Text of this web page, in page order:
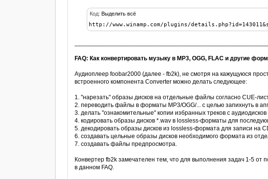
Код:Выделить всё
http://www.winamp.com/plugins/
FAQ: Как конвертировать музыку в MP3, OGG, FLAC и другие
Аудиоплеер foobar2000 (далее - fb2k), не смотря на кажущуюся
вcтроенного компонента Converter можно делать следующее:
1. "нарезать" образы дисков на отдельные файлы согласно CUE-
2. переводить файлы в форматы MP3/OGG/... с целью запихнуть в
3. делать "ознакомительные" копии избранных треков с
4. кодировать образы дисков *.wav в lossless-форматы для
5. декодировать образы дисков из lossless-формата для записи
6. создавать цельные образы дисков необходимого формата из
7. создавать файлы предпросмотра.
Конвертер fb2k замечателен тем, что для выполнения задач 1-5 от
в данном FAQ.